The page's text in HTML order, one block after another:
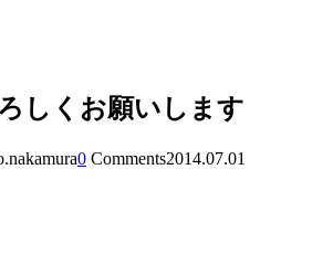
しくお願いします
0 Comments2014.07.01